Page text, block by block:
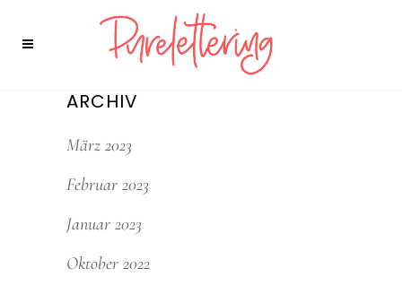
ARCHIV
März 2023
Februar 2023
Januar 2023
Oktober 2022